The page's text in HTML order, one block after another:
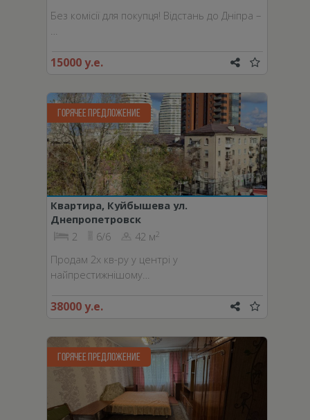
Без комісії для покупця! Відстань до Дніпра –
…
15000 у.е.
ГОРЯЧЕЕ ПРЕДЛОЖЕНИЕ
Квартира, Куйбышева ул.
Днепропетровск
2
6/6 42 м2
Продам 2х кв-ру у центрі у
найпрестижнішому…
38000 у.е.
ГОРЯЧЕЕ ПРЕДЛОЖЕНИЕ